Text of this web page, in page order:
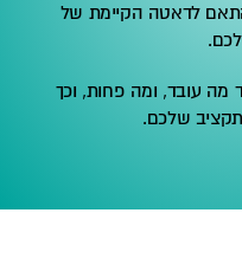
בהתאם לדאטה הקיימת של
מה עובד, ומה פחות, וכך
שלכם.